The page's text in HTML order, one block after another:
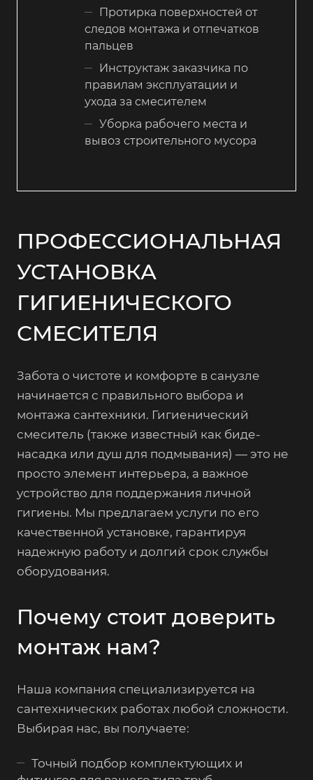
Протирка поверхностей от
следов монтажа и отпечатков
пальцев
Инструктаж заказчика по
правилам эксплуатации и
ухода за смесителем
Уборка рабочего места и
вывоз строительного мусора
ПРОФЕССИОНАЛЬНАЯ
УСТАНОВКА
ГИГИЕНИЧЕСКОГО
СМЕСИТЕЛЯ
Забота о чистоте и комфорте в санузле
начинается с правильного выбора и
монтажа сантехники. Гигиенический
смеситель (также известный как биде-
насадка или душ для подмывания) — это не
просто элемент интерьера, а важное
устройство для поддержания личной
гигиены. Мы предлагаем услуги по его
качественной установке, гарантируя
надежную работу и долгий срок службы
оборудования.
Почему стоит доверить
монтаж нам?
Наша компания специализируется на
сантехнических работах любой сложности.
Выбирая нас, вы получаете:
Точный подбор комплектующих и